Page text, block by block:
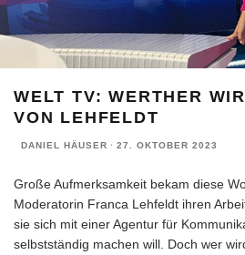
WELT TV: WERTHER
VON LEHFELDT
DANIEL HÄUSER · 27. OKTOBER 2023
Große Aufmerksamkeit bekam diese
Moderatorin Franca Lehfeldt ihren
sie sich mit einer Agentur für
selbstständig machen will. Doch wer